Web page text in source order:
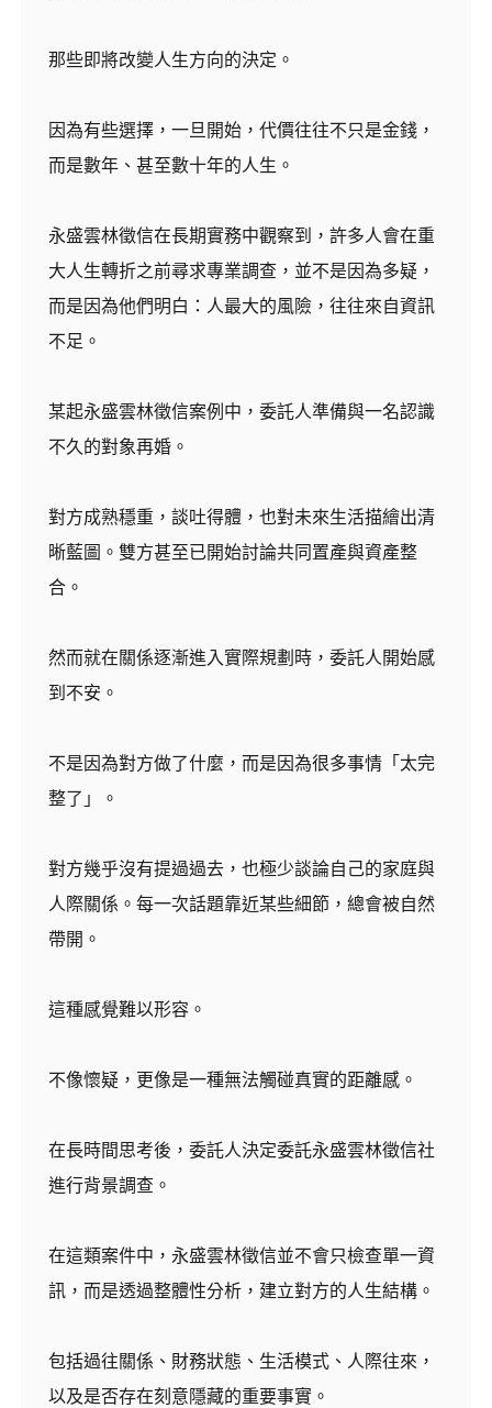
那些即將改變人生方向的決定。
因為有些選擇，一旦開始，代價往往不只是金錢，
而是數年、甚至數十年的人生。
永盛雲林徵信在長期實務中觀察到，許多人會在重
大人生轉折之前尋求專業調查，並不是因為多疑，
而是因為他們明白：人最大的風險，往往來自資訊
不足。
某起永盛雲林徵信案例中，委託人準備與一名認識
不久的對象再婚。
對方成熟穩重，談吐得體，也對未來生活描繪出清
晰藍圖。雙方甚至已開始討論共同置產與資產整
合。
然而就在關係逐漸進入實際規劃時，委託人開始感
到不安。
不是因為對方做了什麼，而是因為很多事情「太完
整了」。
對方幾乎沒有提過過去，也極少談論自己的家庭與
人際關係。每一次話題靠近某些細節，總會被自然
帶開。
這種感覺難以形容。
不像懷疑，更像是一種無法觸碰真實的距離感。
在長時間思考後，委託人決定委託永盛雲林徵信社
進行背景調查。
在這類案件中，永盛雲林徵信並不會只檢查單一資
訊，而是透過整體性分析，建立對方的人生結構。
包括過往關係、財務狀態、生活模式、人際往來，
以及是否存在刻意隱藏的重要事實。